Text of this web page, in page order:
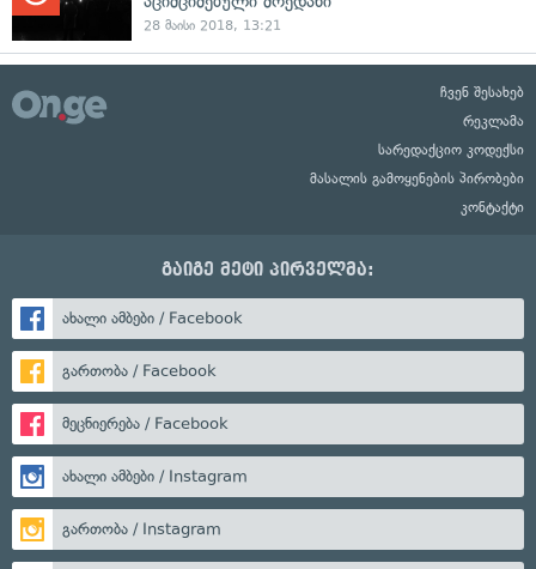
28 მაისი 2018, 13:21
ჩვენ შესახებ
რეკლამა
სარედაქციო კოდექსი
მასალის გამოყენების პირობები
კონტაქტი
გაიგე მეტი პირველმა:
ახალი ამბები / Facebook
გართობა / Facebook
მეცნიერება / Facebook
ახალი ამბები / Instagram
გართობა / Instagram